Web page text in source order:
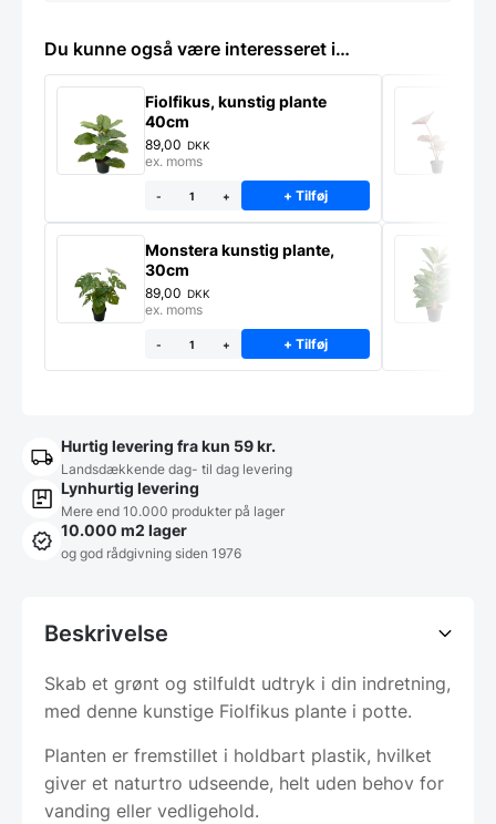
Du kunne også være interesseret i…
Fiolfikus, kunstig plante
40cm
89,00 DKK
ex. moms
- + + Tilføj
Monstera kunstig plante,
30cm
89,00 DKK
ex. moms
- + + Tilføj
Hurtig levering fra kun 59 kr.
Landsdækkende dag- til dag levering
Lynhurtig levering
Mere end 10.000 produkter på lager
10.000 m2 lager
og god rådgivning siden 1976
Beskrivelse
Skab et grønt og stilfuldt udtryk i din indretning,
med denne kunstige Fiolfikus plante i potte.
Planten er fremstillet i holdbart plastik, hvilket
giver et naturtro udseende, helt uden behov for
vanding eller vedligehold.